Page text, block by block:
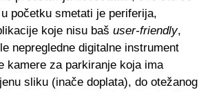
početku smetati je periferija,
koje nisu baš user-friendly,
nepregledne digitalne instrument
kamere za parkiranje koja ima
sliku (inače doplata), do otežanog